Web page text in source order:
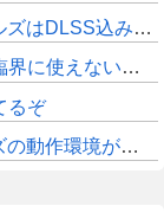
で最大1440p動作」
性以下のスキルだわ
るぞ
環境が判明！